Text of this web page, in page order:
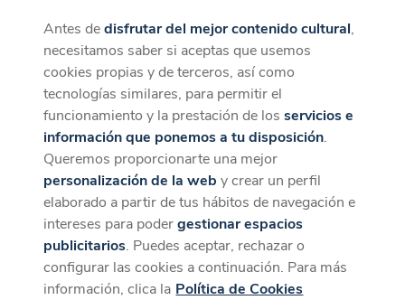
CaixaForum+
La mejor experiencia desde la App
Descargar
Antes dedisfrutar del mejor contenido cultural,
necesitamos saber si aceptas que usemos
cookies propias y de terceros, así como
tecnologías similares, para permitir el
funcionamiento y la prestación de losservicios e
información que ponemos a tu disposición.
Queremos proporcionarte una mejor
personalización de la web y crear un perfil
elaborado a partir de tus hábitos de navegación e
intereses para podergestionar espacios
publicitarios. Puedes aceptar, rechazar o
configurar las cookies a continuación. Para más
información, clica la Política de Cookies